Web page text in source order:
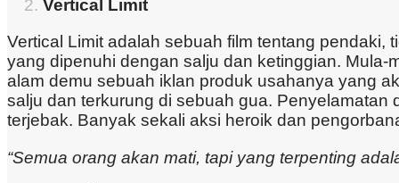
Vertical Limit
Vertical Limit adalah sebuah film tentang
yang dipenuhi dengan salju dan ketinggian.
alam demu sebuah iklan produk usahanya yang
salju dan terkurung di sebuah gua.
terjebak. Banyak sekali aksi heroik dan
“Semua orang akan mati, tapi yang terpenting